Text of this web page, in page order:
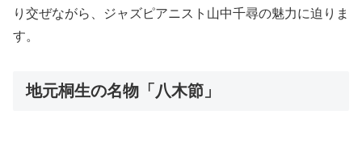
り交ぜながら、ジャズピアニスト山中千尋の魅力に迫りま
す。
地元桐生の名物「八木節」